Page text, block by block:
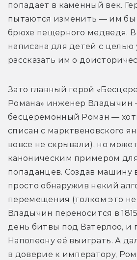
попадает в каменный век.
пытаются изменить — им бы
брюхе пещерного медведя.
написана для детей с целью
рассказать им о
Зато главный герой
Романа» инженер Владычин
бесцеремонный Роман —
списан с марктвеновского
вовсе не скрывали), но
каноническим примером
попаданцев. Создав машину
просто обнаружив некий
перемещения (толком это не
Владычин переносится в
день битвы под Ватерлоо, и
Наполеону её выиграть. А
в доверие к императору,